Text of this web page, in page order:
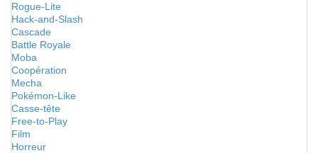
Rogue-Lite
Hack-and-Slash
Cascade
Battle Royale
Moba
Coopération
Mecha
Pokémon-Like
Casse-tête
Free-to-Play
Film
Horreur